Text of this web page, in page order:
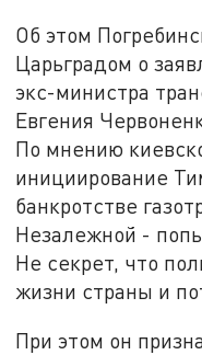
Об этом
Царьградом о
экс-министра
Евгения
По мнению
инициирование
банкротстве
Незалежной -
Не секрет, что
жизни страны и
При этом он